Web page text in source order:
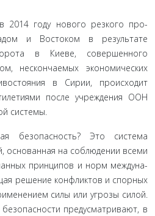
2014 году нового резкого про­
и Востоком в результате
в Киеве, совершенного
нескончаемых экономических
в Сирии, происходит
после учреждения ООН
системы.
безопасность? Это система
основанная на соблюдении всеми
принципов и норм междуна­
решение конфликтов и спорных
силы или угрозы силой.
предусматривают, в